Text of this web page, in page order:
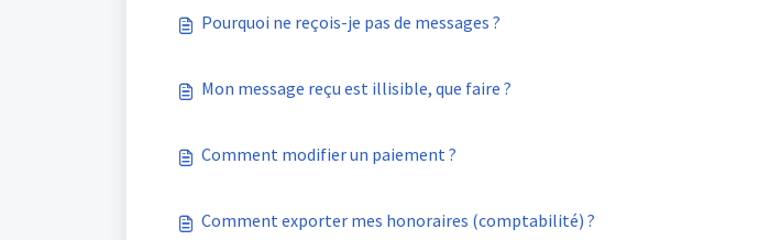
Pourquoi ne reçois-je pas de messages ?
Mon message reçu est illisible, que faire ?
Comment modifier un paiement ?
Comment exporter mes honoraires (comptabilité) ?